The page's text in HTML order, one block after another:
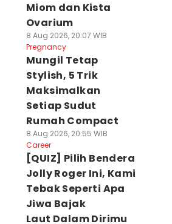
Miom dan Kista
Ovarium
8 Aug 2026, 20:07 WIB
Pregnancy
Mungil Tetap
Stylish, 5 Trik
Maksimalkan
Setiap Sudut
Rumah Compact
8 Aug 2026, 20:55 WIB
Career
[QUIZ] Pilih Bendera
Jolly Roger Ini, Kami
Tebak Seperti Apa
Jiwa Bajak
Laut Dalam Dirimu